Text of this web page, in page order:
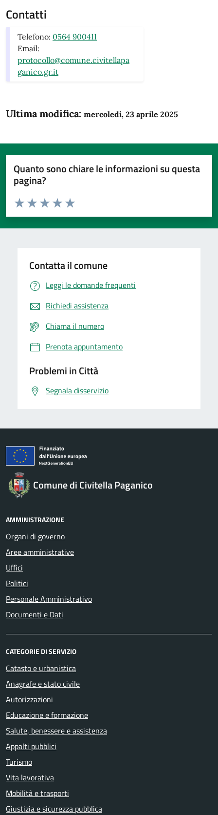
Contatti
Telefono: 0564 900411
Email:
protocollo@comune.civitellapa
ganico.gr.it
Ultima modifica: mercoledì, 23 aprile 2025
Quanto sono chiare le informazioni su questa
pagina?
Domanda
Valuta da 1 a 5 stelle la pagina
Valuta 5 stelle su 5
Valuta 4 stelle su 5
Valuta 3 stelle su 5
Valuta 2 stelle su 5
Valuta 1 stelle su 5
Contatta il comune
Leggi le domande frequenti
Richiedi assistenza
Chiama il numero
Prenota appuntamento
Problemi in Città
Segnala disservizio
Comune di Civitella Paganico
AMMINISTRAZIONE
Organi di governo
Aree amministrative
Uffici
Politici
Personale Amministrativo
Documenti e Dati
CATEGORIE DI SERVIZIO
Catasto e urbanistica
Anagrafe e stato civile
Autorizzazioni
Educazione e formazione
Salute, benessere e assistenza
Appalti pubblici
Turismo
Vita lavorativa
Mobilità e trasporti
Giustizia e sicurezza pubblica